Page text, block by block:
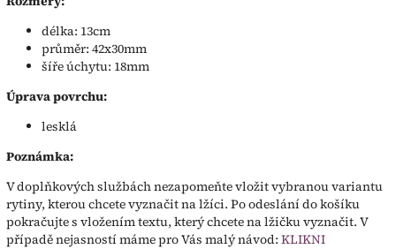
délka: 13cm
průměr: 42x30mm
šíře úchytu: 18mm
Úprava povrchu:
lesklá
Poznámka:
V doplňkových službách nezapomeňte vložit vybranou variantu
rytiny, kterou chcete vyznačit na lžíci. Po odeslání do košíku
pokračujte s vložením textu, který chcete na lžičku vyznačit. V
případě nejasností máme pro Vás malý návod: KLIKNI